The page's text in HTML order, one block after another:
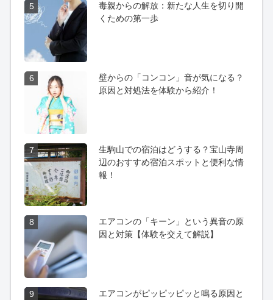
5
毒親からの解放：新たな人生を切り開
くための第一歩
6
壁からの「コンコン」音が気になる？
原因と対処法を体験から紹介！
7
生駒山での宿泊はどうする？宝山寺周
辺のおすすめ宿泊スポットと便利な情
報！
8
エアコンの「キーン」という異音の原
因と対策【体験を交えて解説】
9
エアコンがピッピッピッと鳴る原因と